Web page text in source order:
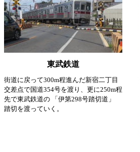
東武鉄道
街道に戻って300m程進んだ新宿二丁目
交差点で国道354号を渡り、更に250m程
先で東武鉄道の 「伊第298号踏切道」
踏切を渡っていく。